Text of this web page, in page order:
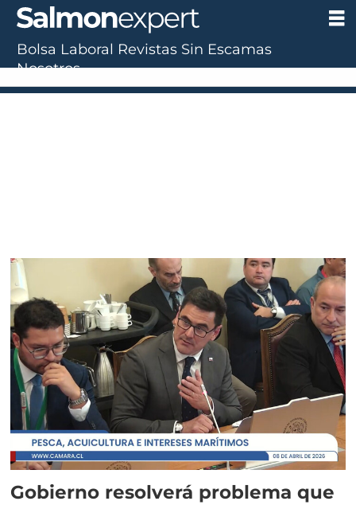
Tag:
ley
Gobierno resolverá problema que
Bolsa Laboral Revistas Sin Escamas
Nosotros